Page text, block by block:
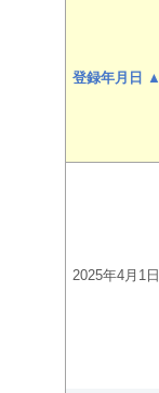
登録年月日 ▲
2025年4月1日